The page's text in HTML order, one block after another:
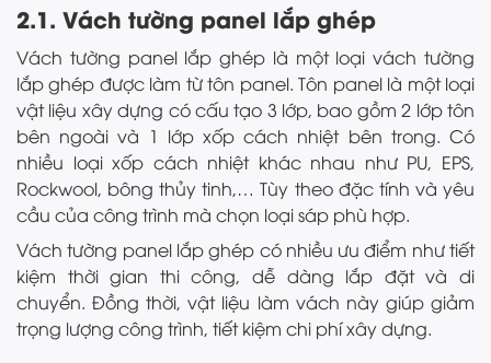
2.1. Vách tường panel lắp ghép
Vách tường panel lắp ghép là một loại vách tường
lắp ghép được làm từ tôn panel. Tôn panel là một loại
vật liệu xây dựng có cấu tạo 3 lớp, bao gồm 2 lớp tôn
bên ngoài và 1 lớp xốp cách nhiệt bên trong. Có
nhiều loại xốp cách nhiệt khác nhau như PU, EPS,
Rockwool, bông thủy tinh,… Tùy theo đặc tính và yêu
cầu của công trình mà chọn loại sáp phù hợp.
Vách tường panel lắp ghép có nhiều ưu điểm như tiết
kiệm thời gian thi công, dễ dàng lắp đặt và di
chuyển. Đồng thời, vật liệu làm vách này giúp giảm
trọng lượng công trình, tiết kiệm chi phí xây dựng.